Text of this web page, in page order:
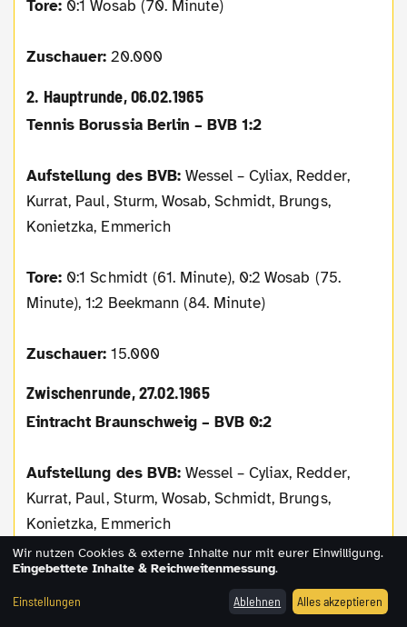
Tore: 0:1 Wosab (70. Minute)
Zuschauer:20.000
2. Hauptrunde, 06.02.1965
Tennis Borussia Berlin – BVB 1:2
Aufstellung des BVB: Wessel – Cyliax, Redder,
Kurrat, Paul, Sturm, Wosab, Schmidt, Brungs,
Konietzka, Emmerich
Tore: 0:1 Schmidt (61. Minute), 0:2 Wosab (75.
Minute), 1:2 Beekmann (84. Minute)
Zuschauer: 15.000
Zwischenrunde, 27.02.1965
Eintracht Braunschweig – BVB 0:2
Aufstellung des BVB: Wessel – Cyliax, Redder,
Kurrat, Paul, Sturm, Wosab, Schmidt, Brungs,
Konietzka, Emmerich
Tore:0:1 Emmerich (21. Minute), 0:2 Emmerich (87.
Minute)
Wir nutzen Cookies & externe Inhalte nur mit eurer Einwilligung.
Eingebettete Inhalte & Reichweitenmessung.
Einstellungen Ablehnen Alles akzeptieren